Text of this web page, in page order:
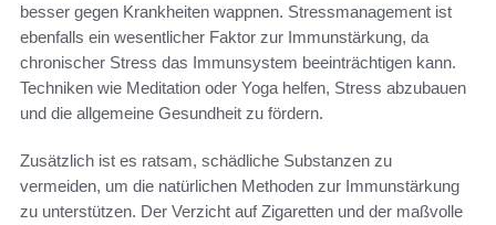
besser gegen Krankheiten wappnen. Stressmanagement ist
ebenfalls ein wesentlicher Faktor zur Immunstärkung, da
chronischer Stress das Immunsystem beeinträchtigen kann.
Techniken wie Meditation oder Yoga helfen, Stress abzubauen
und die allgemeine Gesundheit zu fördern.
Zusätzlich ist es ratsam, schädliche Substanzen zu
vermeiden, um die natürlichen Methoden zur Immunstärkung
zu unterstützen. Der Verzicht auf Zigaretten und der maßvolle